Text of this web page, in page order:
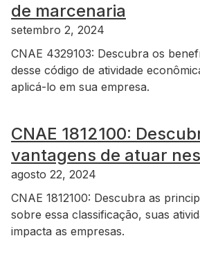
de marcenaria
setembro 2, 2024
CNAE 4329103: Descubra os
desse código de atividade
aplicá-lo em sua empresa.
CNAE 1812100:
vantagens de atuar
agosto 22, 2024
CNAE 1812100: Descubra as
sobre essa classificação, suas
impacta as empresas.